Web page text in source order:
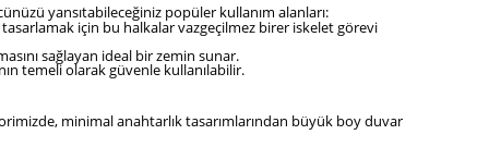
yansıtabileceğiniz popüler kullanım alanları:
için bu halkalar vazgeçilmez birer iskelet görevi
sağlayan ideal bir zemin sunar.
temeli olarak güvenle kullanılabilir.
minimal anahtarlık tasarımlarından büyük boy duvar